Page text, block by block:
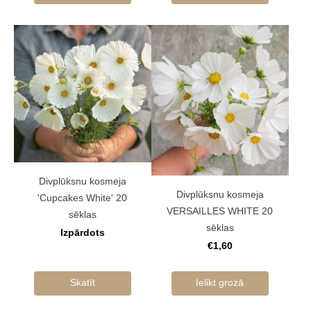
Divplūksnu kosmeja
'Cupcakes White' 20
sēklas
Izpārdots
Skatīt
Divplūksnu kosmeja
VERSAILLES WHITE 20
sēklas
€1,60
Ielikt grozā